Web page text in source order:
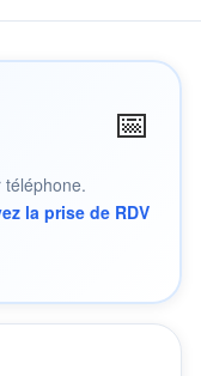
📅
la prise de RDV